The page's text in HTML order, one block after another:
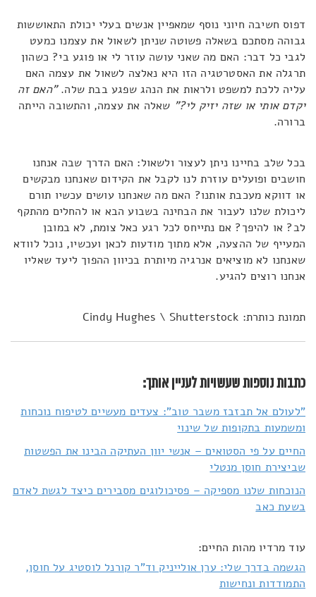
דפוס חשיבה חיוני נוסף שמאפיין אנשים בעלי יכולת התאוששות
גבוהה מסתכם בשאלה פשוטה שניתן לשאול את עצמנו כמעט
לגבי כל דבר: האם מה שאני עושה עוזר לי או פוגע בי? כשהון
תרגלה את האסטרטגיה הזו היא נאלצה לשאול את עצמה האם
עליה ללכת למשפט ולראות את הנהג שפגע בבת שלה."האם זה
יקדם אותי או שזה יזיק לי?" שאלה את עצמה, והתשובה הייתה
ברורה.
בכל שלב בחיינו ניתן לעצור ולשאול: האם הדרך שבה אנחנו
חושבים ופועלים עוזרת לנו לקבל את הקידום שאנחנו מבקשים
או דווקא מעכבת אותנו? האם מה שאנחנו עושים עכשיו תורם
ליכולת שלנו לעבור את הבחינה בשבוע הבא או להחלים מהתקף
לב? או להיפך? אם נתייחס לכל רגע כאל צומת, לא במובן
המעייף של ההצעה, אלא מתוך מודעות לכאן ועכשיו, נוכל לוודא
שאנחנו לא מוציאים אנרגיה מיותרת בכיוון ההפוך ליעד שאליו
אנחנו רוצים להגיע.
תמונת כותרת: Cindy Hughes \ Shutterstock
כתבות נוספות שעשויות לעניין אותך:
"לעולם אל תבזבז משבר טוב": צעדים מעשיים לטיפוח נוכחות
ומשמעות בתקופות של שינוי
החיים על פי הסטואים – אנשי יוון העתיקה הבינו את הפשטות
שביצירת חוסן מנטלי
הנוכחות שלנו מספיקה – פסיכולוגים מסבירים כיצד לגשת לאדם
בשעת כאב
עוד מרדיו מהות החיים:
הגשמה בדרך שלי: ערן אולייניק וד"ר קורנל לוסטיג על חוסן,
התמודדות ונחישות